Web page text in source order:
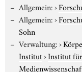
Allgemein:›
Allgemein:›
Sohn
Verwaltung:›
Institut›Institut